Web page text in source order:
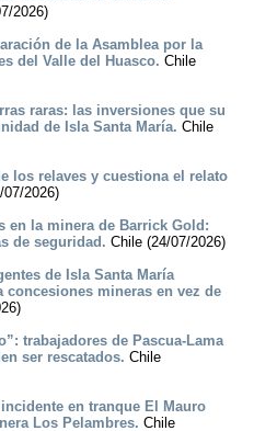
2026)
de la Asamblea por la
del Valle del Huasco. Chile
raras: las inversiones que su
de Isla Santa María. Chile
los relaves y cuestiona el relato
07/2026)
en la minera de Barrick Gold:
de seguridad. Chile (24/07/2026)
de Isla Santa María
concesiones mineras en vez de
trabajadores de Pascua-Lama
ser rescatados. Chile
en tranque El Mauro
Los Pelambres. Chile